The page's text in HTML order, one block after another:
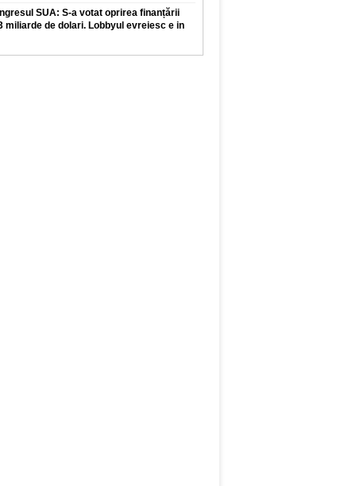
SUA: S-a votat oprirea finanțării
miliarde de dolari. Lobbyul evreiesc e in